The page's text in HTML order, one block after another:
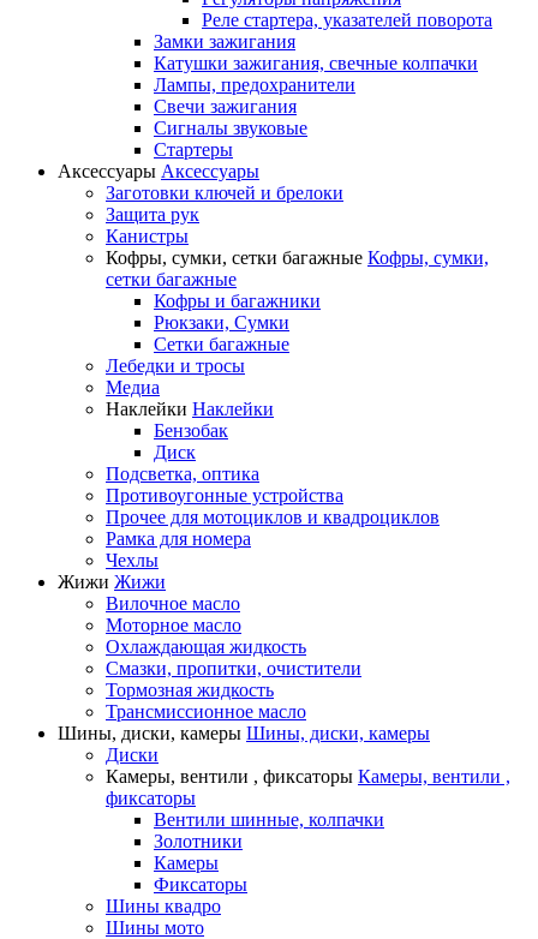
Реле стартера, указателей поворота
Замки зажигания
Катушки зажигания, свечные колпачки
Лампы, предохранители
Свечи зажигания
Сигналы звуковые
Стартеры
Аксессуары Аксессуары
Заготовки ключей и брелоки
Защита рук
Канистры
Кофры, сумки, сетки багажные Кофры, сумки,
сетки багажные
Кофры и багажники
Рюкзаки, Сумки
Сетки багажные
Лебедки и тросы
Медиа
Наклейки Наклейки
Бензобак
Диск
Подсветка, оптика
Противоугонные устройства
Прочее для мотоциклов и квадроциклов
Рамка для номера
Чехлы
Жижи Жижи
Вилочное масло
Моторное масло
Охлаждающая жидкость
Смазки, пропитки, очистители
Тормозная жидкость
Трансмиссионное масло
Шины, диски, камеры Шины, диски, камеры
Диски
Камеры, вентили , фиксаторы Камеры, вентили ,
фиксаторы
Вентили шинные, колпачки
Золотники
Камеры
Фиксаторы
Шины квадро
Шины мото